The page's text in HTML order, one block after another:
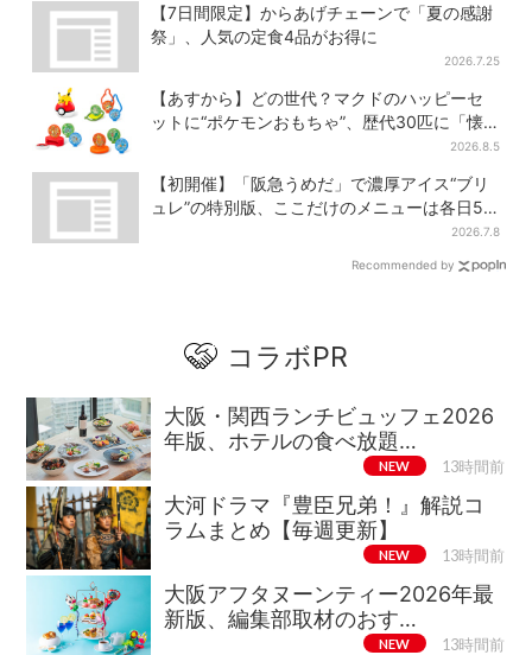
【7日間限定】からあげチェーンで「夏の感謝
祭」、人気の定食4品がお得に
2026.7.25
【あすから】どの世代？マクドのハッピーセ
ットに“ポケモンおもちゃ”、歴代30匹に「懐
2026.8.5
【初開催】「阪急うめだ」で濃厚アイス“ブリ
ュレ”の特別版、ここだけのメニューは各日50
2026.7.8
Recommended by
コラボPR
大阪・関西ランチビュッフェ2026
年版、ホテルの食べ放題…
NEW 13時間前
大河ドラマ『豊臣兄弟！』解説コ
ラムまとめ【毎週更新】
NEW 13時間前
大阪アフタヌーンティー2026年最
新版、編集部取材のおす…
NEW 13時間前